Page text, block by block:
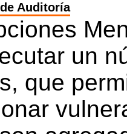
Auditoría
un
que